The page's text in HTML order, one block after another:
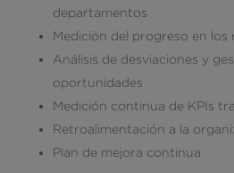
departamentos
Medición del progreso en los
Análisis de desviaciones y
oportunidades
Medición continua de KPIs
Retroalimentación a la
Plan de mejora continua